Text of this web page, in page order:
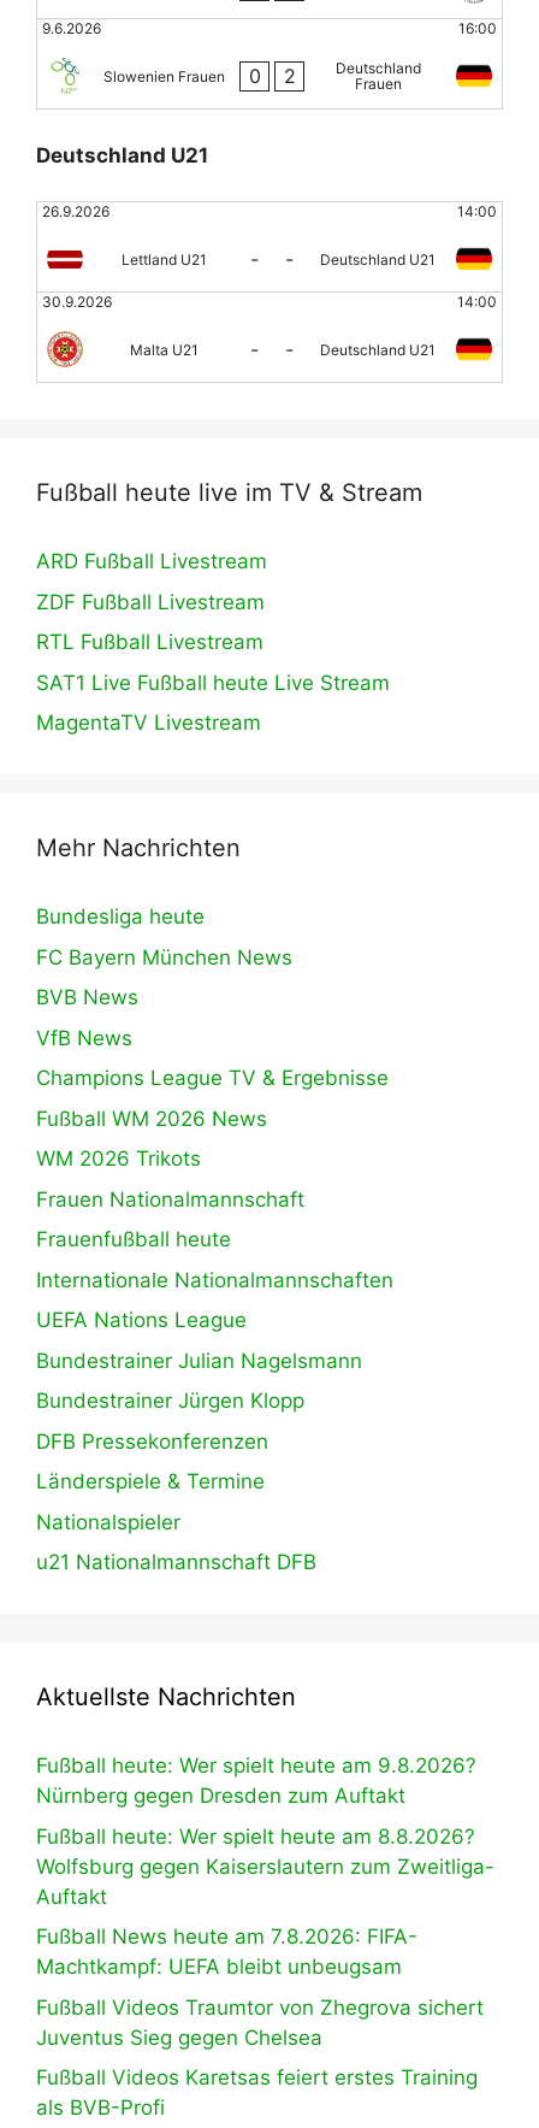
9.6.2026
16:00
Slowenien Frauen 0 2
Deutschland
Frauen
Deutschland U21
26.9.2026 14:00
Lettland U21 - - Deutschland U21
30.9.2026 14:00
Malta U21 - - Deutschland U21
Fußball heute live im TV & Stream
ARD Fußball Livestream
ZDF Fußball Livestream
RTL Fußball Livestream
SAT1 Live Fußball heute Live Stream
MagentaTV Livestream
Mehr Nachrichten
Bundesliga heute
FC Bayern München News
BVB News
VfB News
Champions League TV & Ergebnisse
Fußball WM 2026 News
WM 2026 Trikots
Frauen Nationalmannschaft
Frauenfußball heute
Internationale Nationalmannschaften
UEFA Nations League
Bundestrainer Julian Nagelsmann
Bundestrainer Jürgen Klopp
DFB Pressekonferenzen
Länderspiele & Termine
Nationalspieler
u21 Nationalmannschaft DFB
Aktuellste Nachrichten
Fußball heute: Wer spielt heute am 9.8.2026?
Nürnberg gegen Dresden zum Auftakt
Fußball heute: Wer spielt heute am 8.8.2026?
Wolfsburg gegen Kaiserslautern zum Zweitliga-
Auftakt
Fußball News heute am 7.8.2026: FIFA-
Machtkampf: UEFA bleibt unbeugsam
Fußball Videos Traumtor von Zhegrova sichert
Juventus Sieg gegen Chelsea
Fußball Videos Karetsas feiert erstes Training
als BVB-Profi